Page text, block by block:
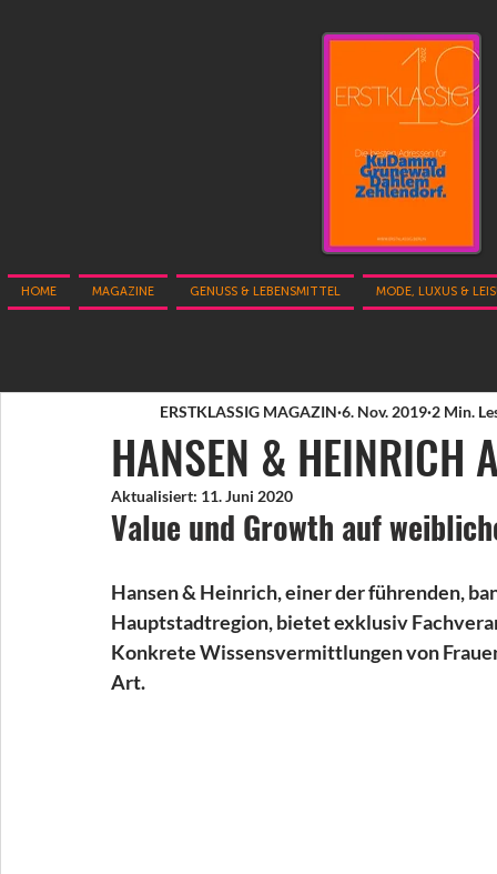
HOME MAGAZINE GENUSS & LEBENSMITTEL MODE, LUXUS &
HANSEN & HEINRICH
ERSTKLASSIG MAGAZIN 6. Nov. 2019 2 Min.
Aktualisiert: 11. Juni 2020
Value und Growth auf
Hansen & Heinrich, einer der führenden,
Hauptstadtregion, bietet exklusiv
Konkrete Wissensvermittlungen von
Art.